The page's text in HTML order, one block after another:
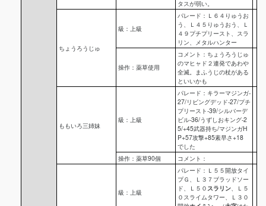
タスが弱い。
ちょうろうじゅ
級：上級
パレード：Ｌ６４りゅうお
う、Ｌ４５りゅうおう、Ｌ
４９プチプリースト、スラ
リン、メタルハンター
操作：薬草使用
コメント：ちょうろうじゅ
のマヒャド２連発であわや
全滅。まふうじの杖がある
といいかも
ももいろ三姉妹
級：上級
パレード：キラーマジンガ-
27/リビングデッド-27/プチ
プリースト-39/シルバーデ
ビル-36/うずしおキング-2
5/+45武器持ち/マジンガH
P+57攻撃+85素早さ+18
でした
操作：薬草90個
コメント：
級：上級
パレード：Ｌ５５開放タイ
プＧ、Ｌ３７ブラッドソー
ド、Ｌ５０スラリン、Ｌ５
０スライムタワー、Ｌ３０